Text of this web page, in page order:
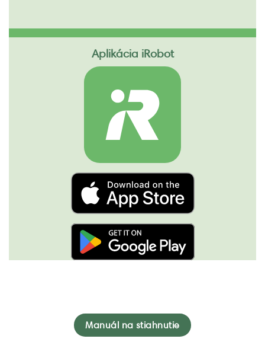
Aplikácia iRobot
Manuál na stiahnutie